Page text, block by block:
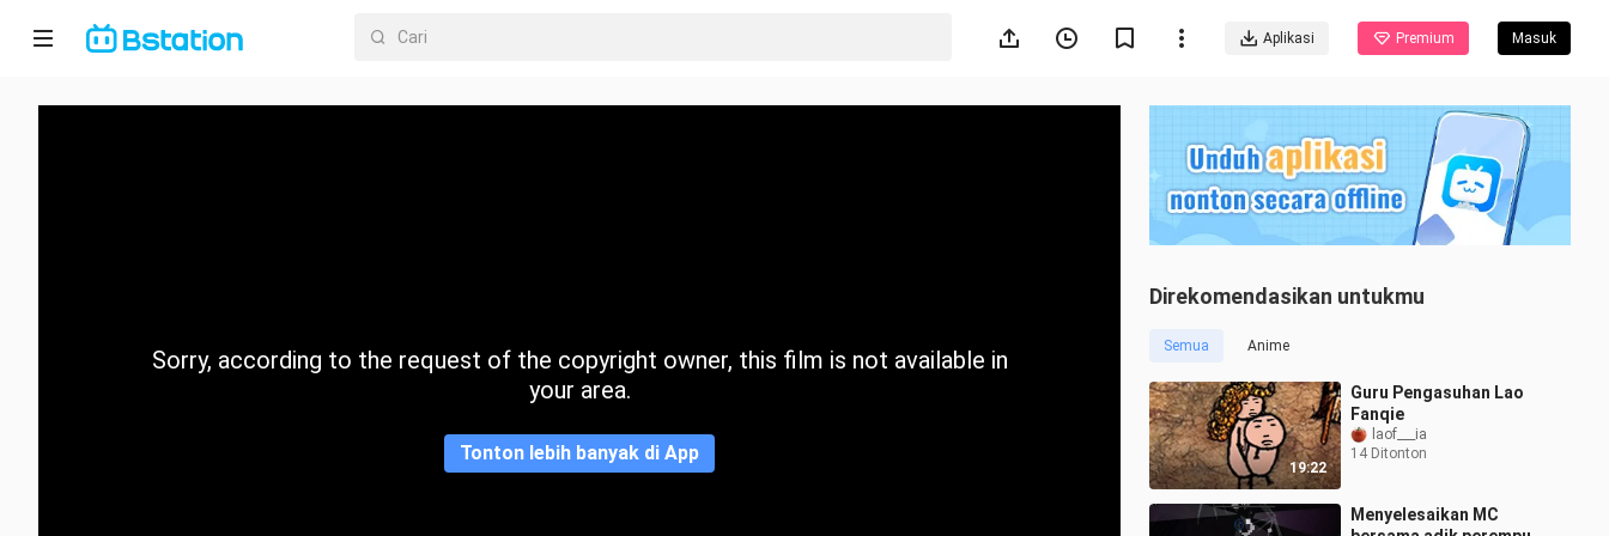
Aplikasi Premium Masuk
Halaman
KategoriSorry, according to the request of the copyright owner, this film is not available in
your area.
Tonton lebih banyak di App
Direkomendasikan untukmu
Semua Anime
19:22
Guru Pengasuhan Lao
Fanqie
laof___ia
14 Ditonton
Menyelesaikan MC